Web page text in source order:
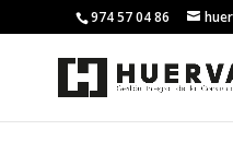
974 57 04 86